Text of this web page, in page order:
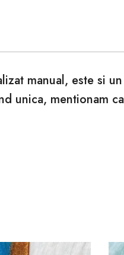
manual, este si
unica, mentionam